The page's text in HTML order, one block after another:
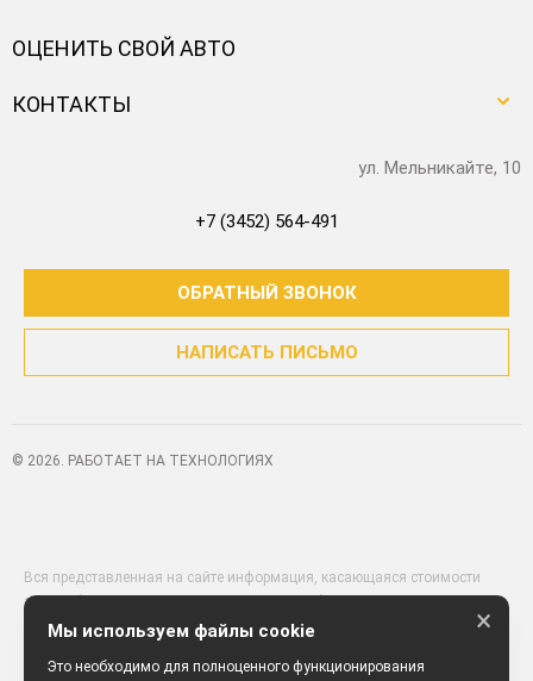
ОЦЕНИТЬ СВОЙ АВТО
КОНТАКТЫ
ул. Мельникайте, 10
© 2026. РАБОТАЕТ НА ТЕХНОЛОГИЯХ
+7 (3452) 564-491
ОБРАТНЫЙ ЗВОНОК
НАПИСАТЬ ПИСЬМО
Вся представленная на сайте информация, касающаяся стоимости
автомобилей, аксессуаров* и сервисного обслуживания, носит
информационный характер и не является публичной офертой,
подробной информации обращайтесь в наши автосалоны.
Мы используем файлы cookie
Это необходимо для полноценного функционирования
×